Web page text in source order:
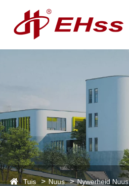
Tuis Nuus Nywerheid Nuus